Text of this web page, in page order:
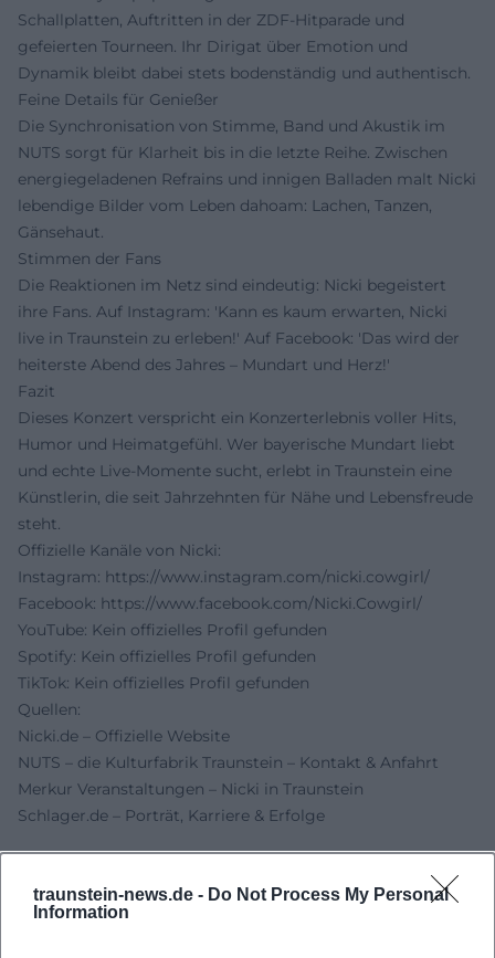
traunstein-news.de - Do Not Process My Personal
Information
Schallplatten, Auftritten in der ZDF-Hitparade und
gefeierten Tourneen. Ihr Dirigat über Emotion und
Dynamik bleibt dabei stets bodenständig und authentisch.
Feine Details für Genießer
Die Synchronisation von Stimme, Band und Akustik im
NUTS sorgt für Klarheit bis in die letzte Reihe. Zwischen
energiegeladenen Refrains und innigen Balladen malt Nicki
lebendige Bilder vom Leben dahoam: Lachen, Tanzen,
Gänsehaut.
Stimmen der Fans
Die Reaktionen im Netz sind eindeutig: Nicki begeistert
ihre Fans. Auf Instagram: 'Kann es kaum erwarten, Nicki
live in Traunstein zu erleben!' Auf Facebook: 'Das wird der
heiterste Abend des Jahres – Mundart und Herz!'
Fazit
Dieses Konzert verspricht ein Konzerterlebnis voller Hits,
Humor und Heimatgefühl. Wer bayerische Mundart liebt
und echte Live-Momente sucht, erlebt in Traunstein eine
Künstlerin, die seit Jahrzehnten für Nähe und Lebensfreude
steht.
Offizielle Kanäle von Nicki:
Instagram: https://www.instagram.com/nicki.cowgirl/
Facebook: https://www.facebook.com/Nicki.Cowgirl/
YouTube: Kein offizielles Profil gefunden
Spotify: Kein offizielles Profil gefunden
TikTok: Kein offizielles Profil gefunden
Quellen:
Nicki.de – Offizielle Website
NUTS – die Kulturfabrik Traunstein – Kontakt & Anfahrt
Merkur Veranstaltungen – Nicki in Traunstein
Schlager.de – Porträt, Karriere & Erfolge